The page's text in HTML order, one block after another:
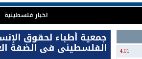
اخبار فلسطينية
4.01
جمعية أطباء لحقوق
الفلسطيني في الضفة